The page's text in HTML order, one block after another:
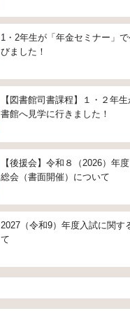
1・2年生が「年金セミナー」
びました！
【図書館司書課程】１・２年
書館へ見学に行きました！
【後援会】令和８（2026）年
総会（書面開催）について
2027（令和9）年度入試に関す
て